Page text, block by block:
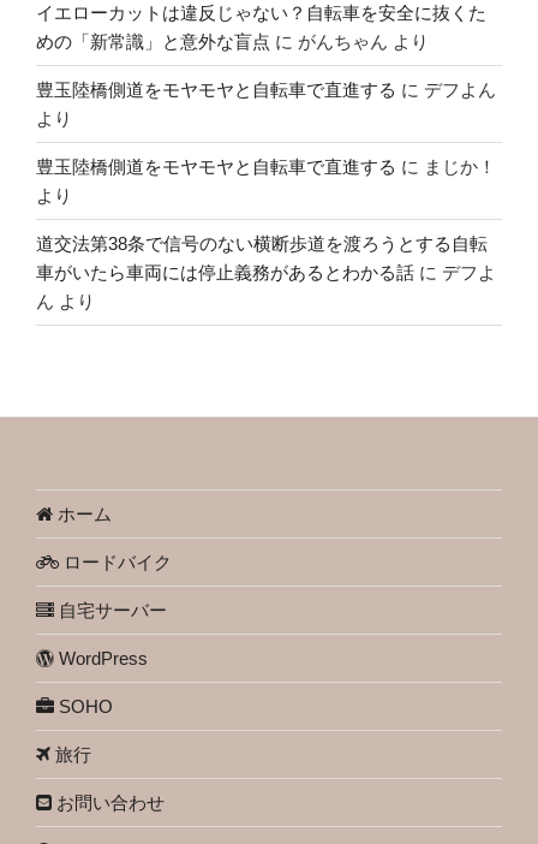
イエローカットは違反じゃない？自転車を安全に抜くた
めの「新常識」と意外な盲点 に がんちゃん より
豊玉陸橋側道をモヤモヤと自転車で直進する に デフよん
より
豊玉陸橋側道をモヤモヤと自転車で直進する に まじか！
より
道交法第38条で信号のない横断歩道を渡ろうとする自転
車がいたら車両には停止義務があるとわかる話 に デフよ
ん より
ホーム
ロードバイク
自宅サーバー
WordPress
SOHO
旅行
お問い合わせ